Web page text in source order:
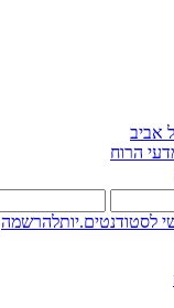
הרוח
לסטודנטים.יותלהרשמה